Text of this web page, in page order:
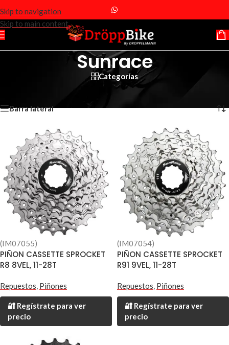
Skip to navigation
Skip to main content
Sunrace
Categorías
Mostrando los 12 resultados
Barra lateral
(IM07055)
PIÑON CASSETTE SPROCKET
R8 8VEL, 11-28T
Repuestos, Piñones
🔐 Regístrate para ver
precio
(IM07054)
PIÑON CASSETTE SPROCKET
R91 9VEL, 11-28T
Repuestos, Piñones
🔐 Regístrate para ver
precio